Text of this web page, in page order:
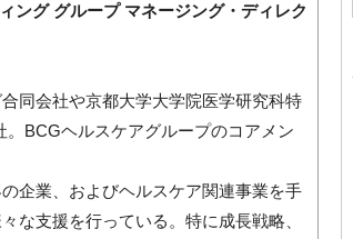
ング グループ マネージング・ディレク
同会社や京都大学大学院医学研究科特
BCGヘルスケアグループのコアメン
企業、およびヘルスケア関連事業を手
な支援を行っている。特に成長戦略、